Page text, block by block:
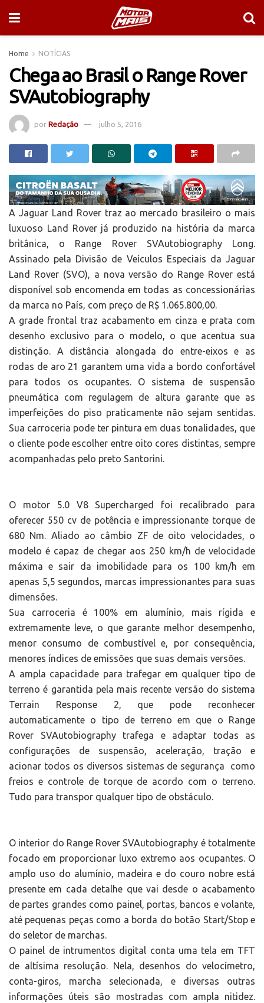
Home NOTÍCIAS
Chega ao Brasil o Range Rover
SVAutobiography
por Redação julho 5, 2016
A Jaguar Land Rover traz ao mercado brasileiro o mais
luxuoso Land Rover já produzido na história da marca
britânica, o Range Rover SVAutobiography Long.
Assinado pela Divisão de Veículos Especiais da Jaguar
Land Rover (SVO), a nova versão do Range Rover está
disponível sob encomenda em todas as concessionárias
da marca no País, com preço de R$ 1.065.800,00.
A grade frontal traz acabamento em cinza e prata com
desenho exclusivo para o modelo, o que acentua sua
distinção. A distância alongada do entre-eixos e as
rodas de aro 21 garantem uma vida a bordo confortável
para todos os ocupantes. O sistema de suspensão
pneumática com regulagem de altura garante que as
imperfeições do piso praticamente não sejam sentidas.
Sua carroceria pode ter pintura em duas tonalidades, que
o cliente pode escolher entre oito cores distintas, sempre
acompanhadas pelo preto Santorini.
O motor 5.0 V8 Supercharged foi recalibrado para
oferecer 550 cv de potência e impressionante torque de
680 Nm. Aliado ao câmbio ZF de oito velocidades, o
modelo é capaz de chegar aos 250 km/h de velocidade
máxima e sair da imobilidade para os 100 km/h em
apenas 5,5 segundos, marcas impressionantes para suas
dimensões.
Sua carroceria é 100% em alumínio, mais rígida e
extremamente leve, o que garante melhor desempenho,
menor consumo de combustível e, por consequência,
menores índices de emissões que suas demais versões.
A ampla capacidade para trafegar em qualquer tipo de
terreno é garantida pela mais recente versão do sistema
Terrain Response 2, que pode reconhecer
automaticamente o tipo de terreno em que o Range
Rover SVAutobiography trafega e adaptar todas as
configurações de suspensão, aceleração, tração e
acionar todos os diversos sistemas de segurança como
freios e controle de torque de acordo com o terreno.
Tudo para transpor qualquer tipo de obstáculo.
O interior do Range Rover SVAutobiography é totalmente
focado em proporcionar luxo extremo aos ocupantes. O
amplo uso do alumínio, madeira e do couro nobre está
presente em cada detalhe que vai desde o acabamento
de partes grandes como painel, portas, bancos e volante,
até pequenas peças como a borda do botão Start/Stop e
do seletor de marchas.
O painel de intrumentos digital conta uma tela em TFT
de altísima resolução. Nela, desenhos do velocímetro,
conta-giros, marcha selecionada, e diversas outras
informações úteis são mostradas com ampla nitidez.